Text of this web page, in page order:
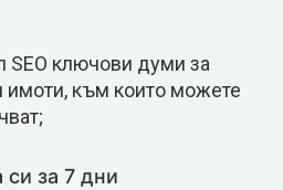
SEO ключови думи за
имоти, към които можете
за 7 дни